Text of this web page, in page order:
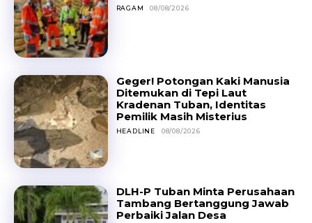
RAGAM 08/08/2026
Geger! Potongan Kaki Manusia
Ditemukan di Tepi Laut
Kradenan Tuban, Identitas
Pemilik Masih Misterius
HEADLINE 08/08/2026
DLH-P Tuban Minta Perusahaan
Tambang Bertanggung Jawab
Perbaiki Jalan Desa